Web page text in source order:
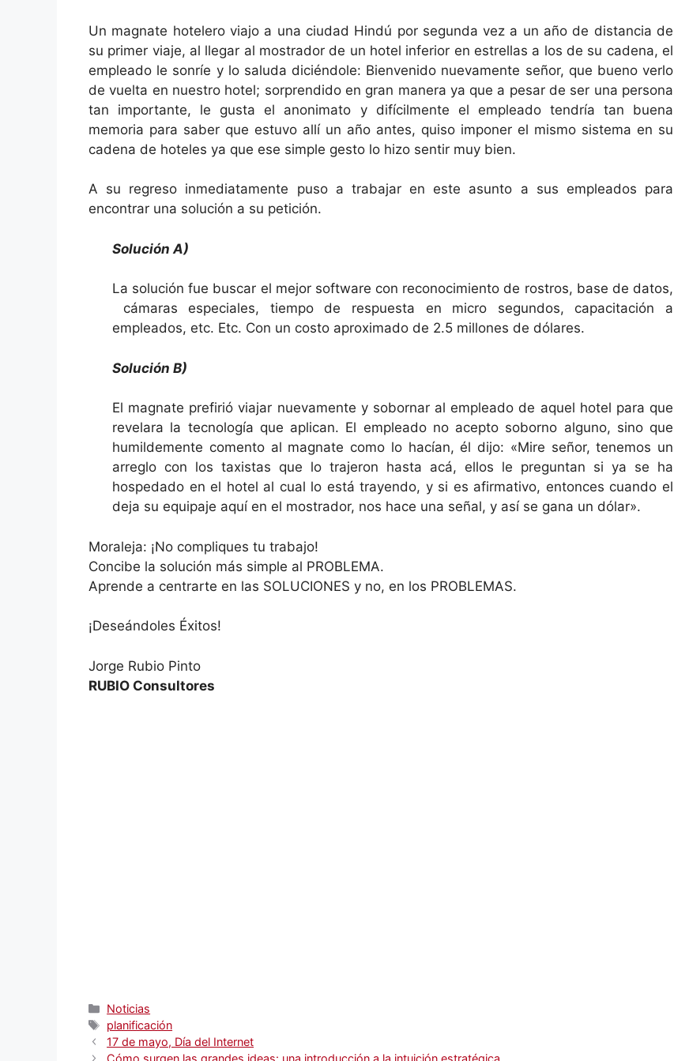
Un magnate hotelero viajo a una ciudad Hindú por segunda vez a un año de distancia de
su primer viaje, al llegar al mostrador de un hotel inferior en estrellas a los de su cadena, el
empleado le sonríe y lo saluda diciéndole: Bienvenido nuevamente señor, que bueno verlo
de vuelta en nuestro hotel; sorprendido en gran manera ya que a pesar de ser una persona
tan importante, le gusta el anonimato y difícilmente el empleado tendría tan buena
memoria para saber que estuvo allí un año antes, quiso imponer el mismo sistema en su
cadena de hoteles ya que ese simple gesto lo hizo sentir muy bien.
A su regreso inmediatamente puso a trabajar en este asunto a sus empleados para
encontrar una solución a su petición.
Solución A)
La solución fue buscar el mejor software con reconocimiento de rostros, base de datos,
cámaras especiales, tiempo de respuesta en micro segundos, capacitación a
empleados, etc. Etc. Con un costo aproximado de 2.5 millones de dólares.
Solución B)
El magnate prefirió viajar nuevamente y sobornar al empleado de aquel hotel para que
revelara la tecnología que aplican. El empleado no acepto soborno alguno, sino que
humildemente comento al magnate como lo hacían, él dijo: «Mire señor, tenemos un
arreglo con los taxistas que lo trajeron hasta acá, ellos le preguntan si ya se ha
hospedado en el hotel al cual lo está trayendo, y si es afirmativo, entonces cuando el
deja su equipaje aquí en el mostrador, nos hace una señal, y así se gana un dólar».
Moraleja: ¡No compliques tu trabajo!
Concibe la solución más simple al PROBLEMA.
Aprende a centrarte en las SOLUCIONES y no, en los PROBLEMAS.
¡Deseándoles Éxitos!
Jorge Rubio Pinto
RUBIO Consultores
Categorías
Noticias
Etiquetas
planificación
17 de mayo, Día del Internet
Cómo surgen las grandes ideas: una introducción a la intuición estratégica